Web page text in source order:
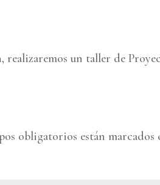
realizaremos un taller de
obligatorios están marcados